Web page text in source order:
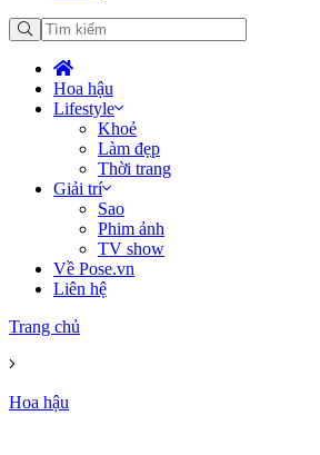
Hoa hậu
Lifestyle
Khoẻ
Làm đẹp
Thời trang
Giải trí
Sao
Phim ảnh
TV show
Về Pose.vn
Liên hệ
Trang chủ
Hoa hậu